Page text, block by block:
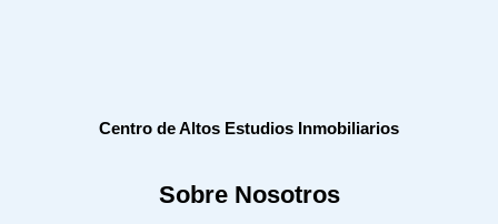
Centro de Altos Estudios Inmobiliarios
Sobre Nosotros